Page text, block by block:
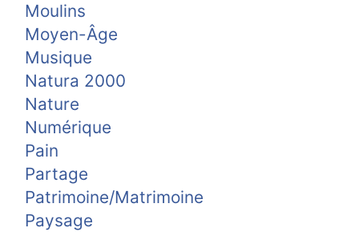
Moulins
Moyen-Âge
Musique
Natura 2000
Nature
Numérique
Pain
Partage
Patrimoine/Matrimoine
Paysage